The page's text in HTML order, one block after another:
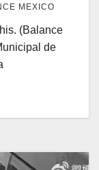
MEXICO
(Balance
de